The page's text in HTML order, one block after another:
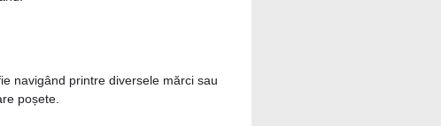
navigând printre diversele mărci sau
poșete.